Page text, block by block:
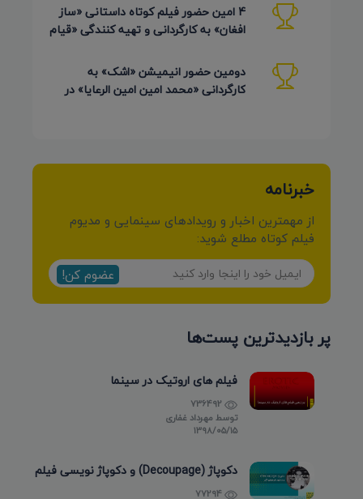
4 امین حضور فیلم کوتاه داستانی «ساز
افغان» به کارگردانی و تهیه کنندگی «قیام
دومین حضور انیمیشن «اشک» به
کارگردانی «محمد امین امین الرعایا» در
خبرنامه
از مهمترین اخبار و رویدادهای سینمایی و مدیوم
فیلم کوتاه مطلع شوید:
عضوم کن!
پر بازدیدترین پست‌ها
فیلم های اروتیک در سینما
توسط مهرداد غفاری
۱۳۹۸/۰۵/۱۵
دکوپاژ (Decoupage) و دکوپاژ نویسی فیلم